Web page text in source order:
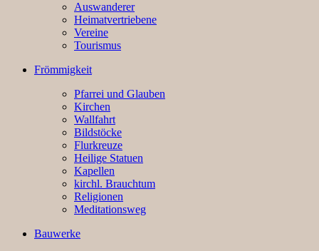
Auswanderer
Heimatvertriebene
Vereine
Tourismus
Frömmigkeit
Pfarrei und Glauben
Kirchen
Wallfahrt
Bildstöcke
Flurkreuze
Heilige Statuen
Kapellen
kirchl. Brauchtum
Religionen
Meditationsweg
Bauwerke